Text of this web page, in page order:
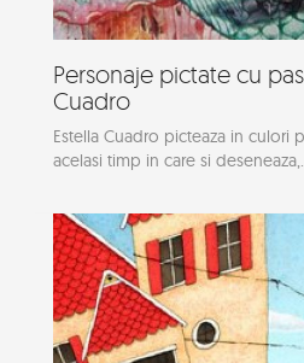
Personaje pictate cu
Cuadro
Estella Cuadro picteaza in culori
acelasi timp in care si